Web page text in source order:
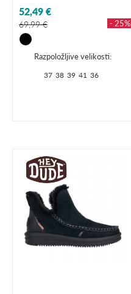
52,49 €
69,99 € - 25%
Razpoložljive velikosti:
37 38 39 41 36